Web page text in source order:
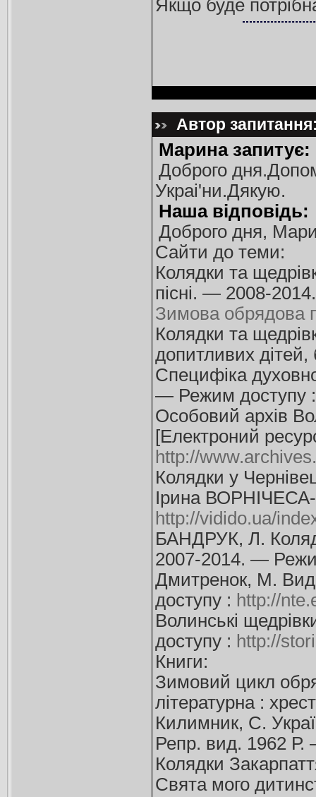
Якщо буде
Автор
Марина запитує:
Доброго
Украi'ни.Дякую.
Наша відповідь:
Доброго дня,
Сайти до теми:
Колядки та
пісні. — 2008-
Зимова обрядова
Колядки та
допитливих
Специфіка
— Режим доступу
Особовий архів
[Електроний
http://
Колядки у
Ірина
http://vidido.ua/
БАНДРУК, Л.
2007-2014. —
Дмитренок, М.
доступу : http://
Волинські
доступу : http://
Книги:
Зимовий цикл
літературна :
Килимник, С.
Репр. вид. 1962
Колядки
Свята мого